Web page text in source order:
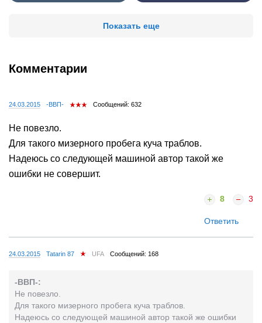
Показать еще
Комментарии
24.03.2015 -BBП- Сообщений: 632
Не повезло.
Для такого мизерного пробега куча траблов.
Надеюсь со следующей машиной автор такой же
ошибки не совершит.
8 3
Ответить
24.03.2015 Tatarin 87 UFA Сообщений: 168
-BBП-:
Не повезло.
Для такого мизерного пробега куча траблов.
Надеюсь со следующей машиной автор такой же ошибки